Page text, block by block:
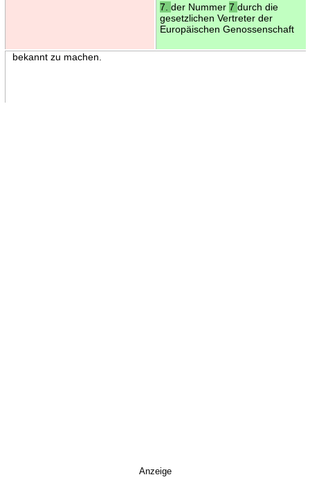
7. der Nummer 7 durch die
gesetzlichen Vertreter der
Europäischen Genossenschaft
bekannt zu machen.
Anzeige